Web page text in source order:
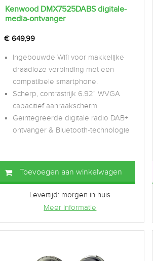
Kenwood DMX7525DABS digitale-
media-ontvanger
€ 649,99
Ingebouwde Wifi voor makkelijke
draadloze verbinding met een
compatibele smartphone.
Scherp, contrastrijk 6.92" WVGA
capacitief aanraakscherm
Geïntegreerde digitale radio DAB+
ontvanger & Bluetooth-technologie
Toevoegen aan winkelwagen
Levertijd: morgen in huis
Meer informatie